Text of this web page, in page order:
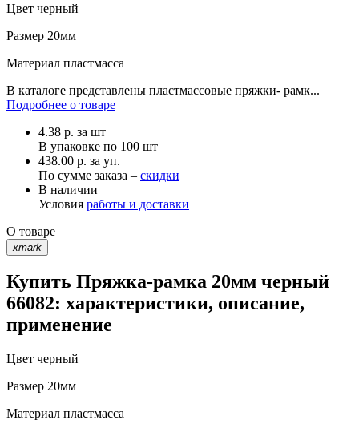
Цвет черный
Размер 20мм
Материал пластмасса
В каталоге представлены пластмассовые пряжки- рамк...
Подробнее о товаре
4.38 р. за шт
В упаковке по 100 шт
438.00 р. за уп.
По сумме заказа – скидки
В наличии
Условия работы и доставки
О товаре
xmark
Купить Пряжка-рамка 20мм черный
66082: характеристики, описание,
применение
Цвет черный
Размер 20мм
Материал пластмасса